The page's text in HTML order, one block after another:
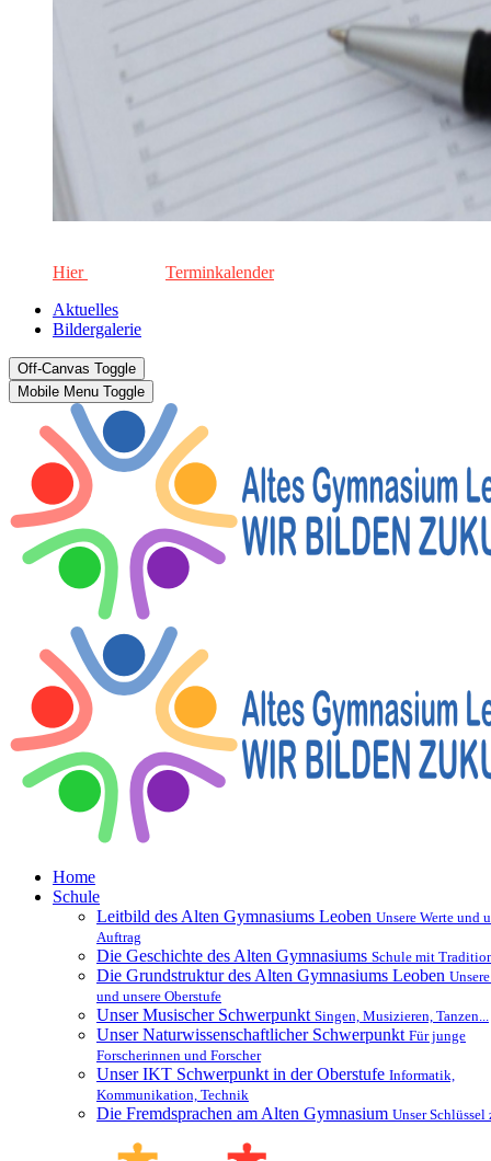
Hier
Terminkalender
Aktuelles
Bildergalerie
Off-Canvas Toggle
Mobile Menu Toggle
Home
Schule
Leitbild des Alten Gymnasiums Leoben Unsere Werte und
Auftrag
Die Geschichte des Alten Gymnasiums Schule mit
Die Grundstruktur des Alten Gymnasiums Leoben
und unsere Oberstufe
Unser Musischer Schwerpunkt Singen, Musizieren, Tanzen...
Unser Naturwissenschaftlicher Schwerpunkt Für junge
Forscherinnen und Forscher
Unser IKT Schwerpunkt in der Oberstufe Informatik,
Kommunikation, Technik
Die Fremdsprachen am Alten Gymnasium Unser Schlüssel